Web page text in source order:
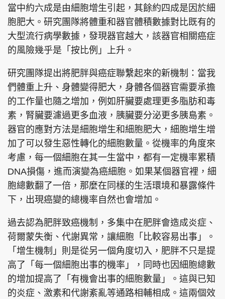
親子王 Oh!爸媽 JobMarket
頭條搵工 EDUPLUS
關於我們
聯絡我們
隱私政策聲明
使用條款
版權及免責聲明
©Eastweek.com.hk. All rights reserved.
當中約六成是由細胞增生引起，其餘約四成是因於細
胞肥大。研究團隊將體重和器官體積數據對比既有的
大型流行病學數據，發現器官越大，該器官相關癌症
的風險幾乎是「按比例」上升。
研究團隊提出將肥胖與癌症聯繫起來的新機制：當我
們體重上升、身體變得肥大，身體各個器官需要承擔
的工作量也隨之增加，例如肝臟要處理更多脂肪和毒
素，腎臟要濾過更多血液，胰臟要分泌更多胰島素。
器官的應對方法是細胞增生和細胞肥大，細胞增生增
加了可以發生惡性轉化的細胞數量。從機率的角度來
考慮，每一個細胞在其一生當中，都有一定機率累積
DNA損傷，進而演變為癌細胞。如果某個器官裡，細
胞總數翻了一倍，那麼在同樣的生活環境和暴露條件
下，出現癌變的總機率自然也會增加。
過去認為肥胖致癌機制，多集中在肥胖會造成炎症、
荷爾蒙失衡、代謝異常，讓細胞「比較容易出事」。
「增生機制」則是從另一個角度切入，肥胖不只是提
高了「每一個細胞出事的機率」，同時也因細胞總數
的增加提高了「有機會出事的細胞數量」。這與已知
的炎症、激素和代謝紊亂等通路相輔相成。這兩個效